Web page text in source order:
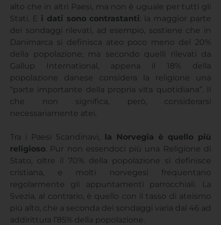
alto che in altri Paesi, ma non è uguale per tutti gli
Stati. E i dati sono contrastanti: la maggior parte
dei sondaggi rilevati, ad esempio, sostiene che in
Danimarca si definisca ateo poco meno del 20%
della popolazione; ma secondo quelli rilevati da
Gallup International, appena il 18% della
popolazione danese considera la religione una
“parte importante della propria vita quotidiana”. Il
che non significa, però, considerarsi
necessariamente atei.
Tra i Paesi Scandinavi, la Norvegia è quello più
religioso. Pur non essendoci più una Religione di
Stato, oltre il 70% della popolazione si definisce
cristiana, e molti norvegesi frequentano
regolarmente gli appuntamenti parrocchiali. La
Svezia, al contrario, è quello con il tasso di ateismo
più alto, che a seconda dei sondaggi varia dal 46 ad
addirittura l’85% della popolazione.